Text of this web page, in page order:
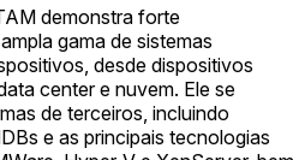
demonstra forte
gama de sistemas
desde dispositivos
center e nuvem. Ele se
de terceiros, incluindo
e as principais tecnologias